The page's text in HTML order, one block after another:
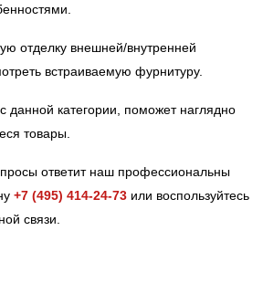
отделку внешней/внутренней
встраиваемую фурнитуру.
данной категории, поможет наглядно
товары.
ответит наш профессиональны
+7 (495) 414-24-73 или воспользуйтесь
связи.